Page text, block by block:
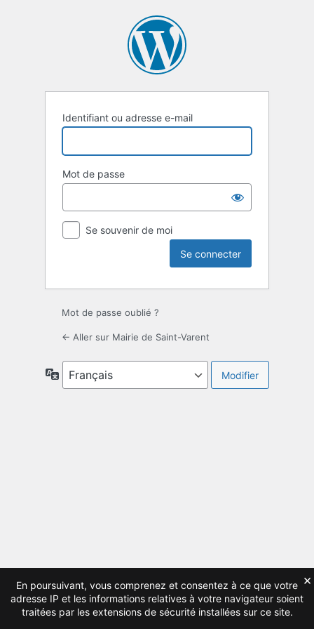
Identifiant ou adresse e-mail
Mot de passe
Se souvenir de moi
Mot de passe oublié ?
← Aller sur Mairie de Saint-Varent
Langue
En poursuivant, vous comprenez et consentez à ce que votre
adresse IP et les informations relatives à votre navigateur soient
traitées par les extensions de sécurité installées sur ce site.
×